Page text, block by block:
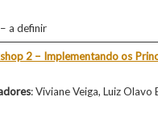
– a definir
2 – Implementando os
: Viviane Veiga, Luiz